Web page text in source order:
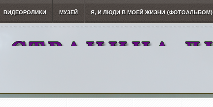
ВИДЕОРОЛИКИ МУЗЕЙ Я, И ЛЮДИ В МОЕЙ ЖИЗНИ (ФОТОАЛЬБОМ)